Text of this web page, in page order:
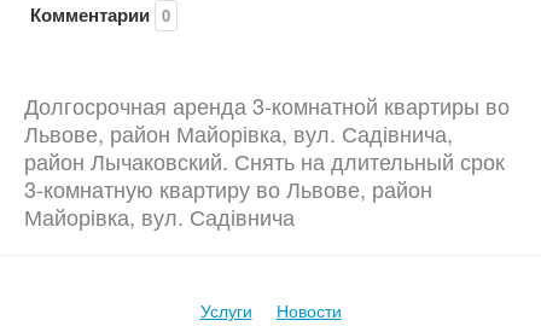
Комментарии 0
Долгосрочная аренда 3-комнатной квартиры во
Львове, район Майорівка, вул. Садівнича,
район Лычаковский. Снять на длительный срок
3-комнатную квартиру во Львове, район
Майорівка, вул. Садівнича
Услуги Новости